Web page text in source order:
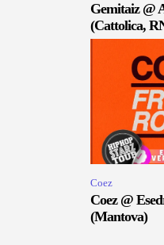
Gemitaiz @
(Cattolica,
Coez
Coez @
(Mantova)